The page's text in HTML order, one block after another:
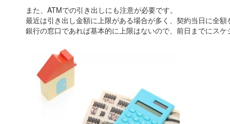
また、ATMでの引き出しにも注意が必要です。
最近は引き出し金額に上限がある場合が多く、契約当日に全
銀行の窓口であれば基本的に上限はないので、前日までにス